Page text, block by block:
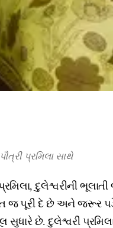
પ્રમિલા સાથે
દુલેશ્વરીની ભૂલાતી
જ પૂરી દે છે અને જરૂર પડે
સુધારે છે. દુલેશ્વરી